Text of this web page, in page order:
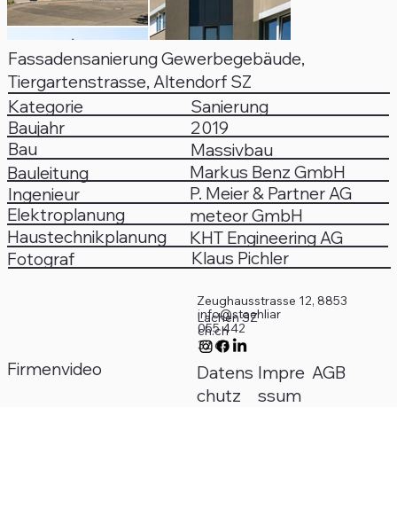
Fassadensanierung Gewerbegebäude,
Tiergartenstrasse, Altendorf SZ
Kategorie
Bau
Baujahr
Sanierung
2019
Massivbau
Bauleitung
Ingenieur
Markus Benz GmbH
Elektroplanung meteor GmbH
P. Meier & Partner AG
Haustechnikplanung
Fotograf
KHT Engineering AG
Klaus Pichler
Zeughausstrasse 12, 8853
Lachen SZ
info@staehliar
ch.ch
055 442
32 63
Datens
chutz
Impre
ssum
AGB
Firmenvideo